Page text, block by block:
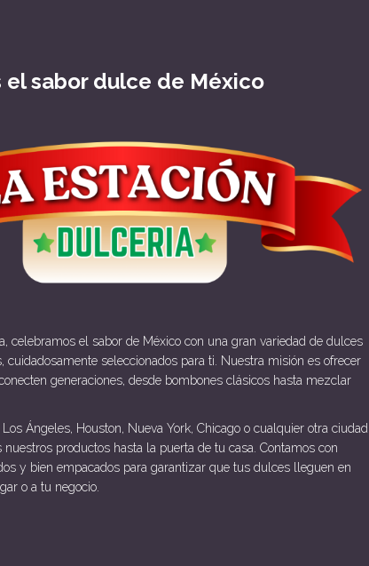
el sabor dulce de México
celebramos el sabor de México con una gran variedad de dulces
cuidadosamente seleccionados para ti. Nuestra misión es ofrecer
generaciones, desde bombones clásicos hasta mezclar
Ángeles, Houston, Nueva York, Chicago o cualquier otra ciudad
nuestros productos hasta la puerta de tu casa. Contamos con
y bien empacados para garantizar que tus dulces lleguen en
o a tu negocio.